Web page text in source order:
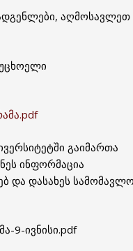
აღმოსავლეთ
გაიმართა
ინფორმაცია
და დასახეს
9-ივნისი.pdf